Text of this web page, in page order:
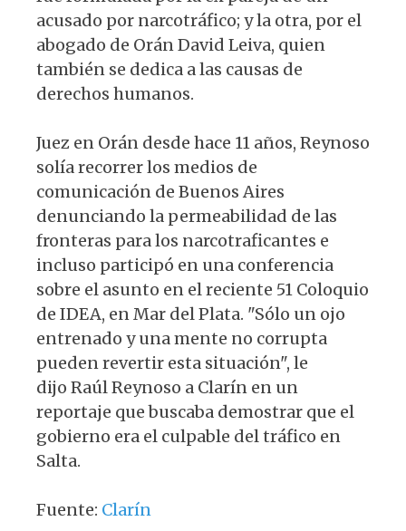
acusado por narcotráfico; y la otra, por el
abogado de Orán David Leiva, quien
también se dedica a las causas de
derechos humanos.
Juez en Orán desde hace 11 años, Reynoso
solía recorrer los medios de
comunicación de Buenos Aires
denunciando la permeabilidad de las
fronteras para los narcotraficantes e
incluso participó en una conferencia
sobre el asunto en el reciente 51 Coloquio
de IDEA, en Mar del Plata. "Sólo un ojo
entrenado y una mente no corrupta
pueden revertir esta situación", le
dijo Raúl Reynoso a Clarín en un
reportaje que buscaba demostrar que el
gobierno era el culpable del tráfico en
Salta.
Fuente: Clarín